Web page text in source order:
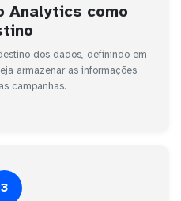
Analytics como
dos dados, definindo em
armazenar as informações
campanhas.
3